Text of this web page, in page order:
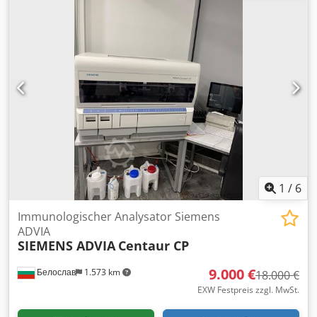
höhenverstellbar Dkodpfx Aoxtq Aaed Ier -
Rundsäulenständer mit großer Ausladung, Auslegersäule
neigbar - Lichtquelle für Auflicht 12 Volt, 10 Watt
Platzbedarf L x B x H 500 x 140 x 350 mm Gewicht ca. 10 kg
guter Zustand
1 / 6
Белослав 1.573 km
Immunologischer Analysator Siemens
ADVIA
SIEMENS ADVIA Centaur CP
9.000 €18.000 €
EXW Festpreis zzgl. MwSt.